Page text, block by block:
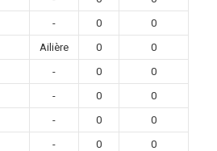
- 0
0
Ailière 0
0
- 0
0
- 0
0
- 0
0
- 0
0